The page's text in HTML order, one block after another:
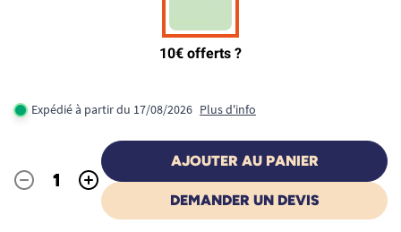
Expédié à partir du 17/08/2026 Plus d'info
Quantité
- +
AJOUTER AU PANIER
DEMANDER UN DEVIS